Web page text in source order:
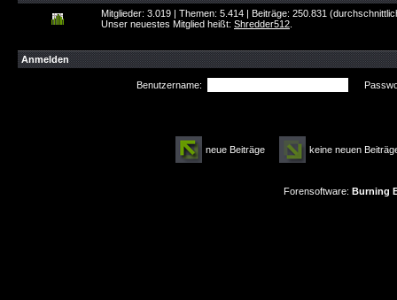
Mitglieder: 3.019 | Themen: 5.414 | Beiträge: 250.831
Unser neuestes Mitglied heißt: Shredder512
Anmelden
Benutzername:
neue Beiträge keine neuen
Forensoftware: Burning